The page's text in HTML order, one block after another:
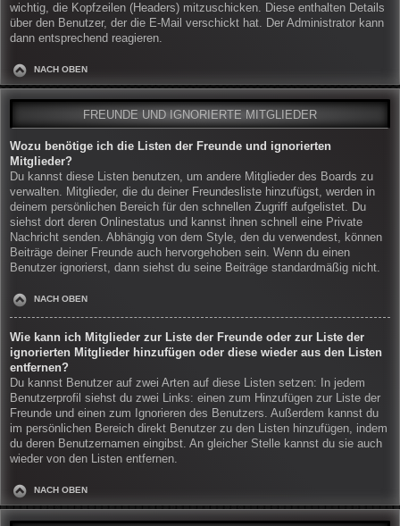
wichtig, die Kopfzeilen (Headers) mitzuschicken. Diese enthalten Details
über den Benutzer, der die E-Mail verschickt hat. Der Administrator kann
dann entsprechend reagieren.
NACH OBEN
FREUNDE UND IGNORIERTE MITGLIEDER
Wozu benötige ich die Listen der Freunde und ignorierten
Mitglieder?
Du kannst diese Listen benutzen, um andere Mitglieder des Boards zu
verwalten. Mitglieder, die du deiner Freundesliste hinzufügst, werden in
deinem persönlichen Bereich für den schnellen Zugriff aufgelistet. Du
siehst dort deren Onlinestatus und kannst ihnen schnell eine Private
Nachricht senden. Abhängig von dem Style, den du verwendest, können
Beiträge deiner Freunde auch hervorgehoben sein. Wenn du einen
Benutzer ignorierst, dann siehst du seine Beiträge standardmäßig nicht.
NACH OBEN
Wie kann ich Mitglieder zur Liste der Freunde oder zur Liste der
ignorierten Mitglieder hinzufügen oder diese wieder aus den Listen
entfernen?
Du kannst Benutzer auf zwei Arten auf diese Listen setzen: In jedem
Benutzerprofil siehst du zwei Links: einen zum Hinzufügen zur Liste der
Freunde und einen zum Ignorieren des Benutzers. Außerdem kannst du
im persönlichen Bereich direkt Benutzer zu den Listen hinzufügen, indem
du deren Benutzernamen eingibst. An gleicher Stelle kannst du sie auch
wieder von den Listen entfernen.
NACH OBEN